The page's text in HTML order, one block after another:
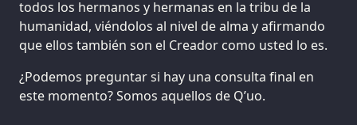
todos los hermanos y hermanas en la tribu de la
humanidad, viéndolos al nivel de alma y afirmando
que ellos también son el Creador como usted lo es.
¿Podemos preguntar si hay una consulta final en
este momento? Somos aquellos de Q’uo.